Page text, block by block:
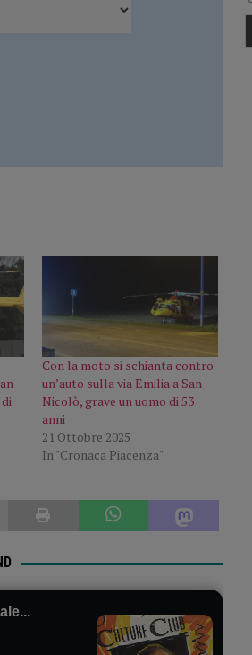
Con la moto si schianta contro
un’auto sulla via Emilia a San
Nicolò, grave un uomo di 53
anni
21 Ottobre 2025
In "Cronaca Piacenza"